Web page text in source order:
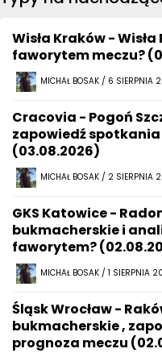
Wisła Kraków -
faworytem meczu?
MICHAŁ BOSAK / 6 SIERPNIA
Cracovia - Pogoń
zapowiedź
(03.08.2026)
MICHAŁ BOSAK / 2 SIERPNIA
GKS Katowice -
bukmacherskie i
faworytem?
MICHAŁ BOSAK / 1 SIERPNIA
Śląsk Wrocław -
bukmacherskie ,
prognoza meczu